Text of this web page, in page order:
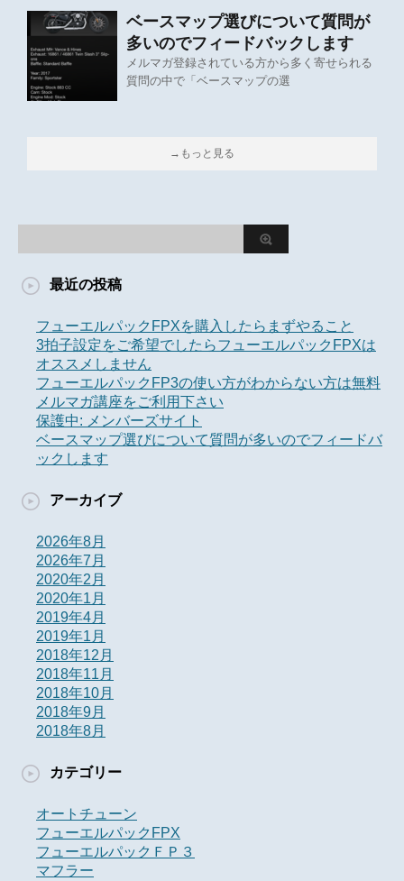
ベースマップ選びについて質問が
多いのでフィードバックします
メルマガ登録されている方から多く寄せられる
質問の中で「ベースマップの選
→もっと見る
最近の投稿
フューエルパックFPXを購入したらまずやること
3拍子設定をご希望でしたらフューエルパックFPXは
オススメしません
フューエルパックFP3の使い方がわからない方は無料
メルマガ講座をご利用下さい
保護中: メンバーズサイト
ベースマップ選びについて質問が多いのでフィードバ
ックします
アーカイブ
2026年8月
2026年7月
2020年2月
2020年1月
2019年4月
2019年1月
2018年12月
2018年11月
2018年10月
2018年9月
2018年8月
カテゴリー
オートチューン
フューエルパックFPX
フューエルパックＦＰ３
マフラー